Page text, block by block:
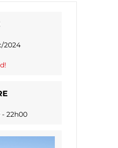
2024
- 22h00